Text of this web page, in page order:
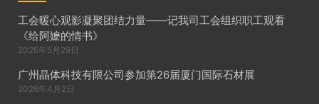
工会暖心观影凝聚团结力量——记我司工会组织职工观看
《给阿嬷的情书》
2026年5月29日
广州晶体科技有限公司参加第26届厦门国际石材展
2026年4月2日